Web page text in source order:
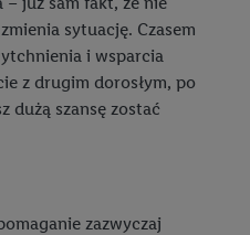
sytuację. Czasem
i wsparcia
z drugim dorosłym, po
dużą szansę zostać
zazwyczaj
Utiq oraz operatora
z technologii Utiq w
czy technologia jest
jego adresu IP. Jeśli
operatorowi sieci,
przy użyciu adresu IP i
i zebrania